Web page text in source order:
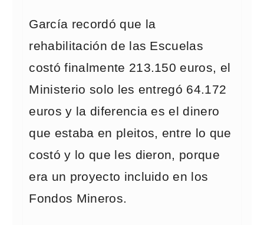
García recordó que la
rehabilitación de las Escuelas
costó finalmente 213.150 euros, el
Ministerio solo les entregó 64.172
euros y la diferencia es el dinero
que estaba en pleitos, entre lo que
costó y lo que les dieron, porque
era un proyecto incluido en los
Fondos Mineros.